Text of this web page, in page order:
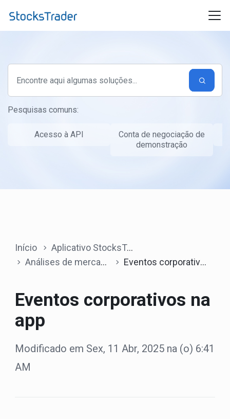
Pesquisas comuns:
Acesso à API
Conta de negociação de
demonstração
Início
Aplicativo StocksTrader
Análises de mercado
Eventos corporativos na app
Eventos corporativos na
app
Modificado em Sex, 11 Abr, 2025 na (o) 6:41
AM